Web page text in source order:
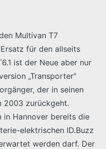
Multivan T7
für den allseits
ist der Neue aber nur
„Transporter“
der in seinen
2003 zurückgeht.
in Hannover bereits die
elektrischen ID.Buzz
werden darf. Der